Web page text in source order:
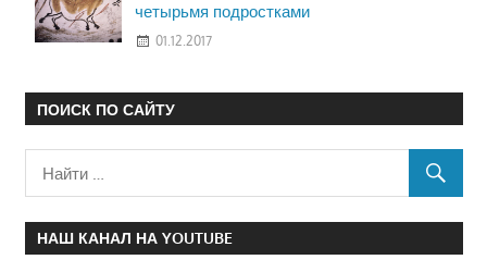
четырьмя подростками
01.12.2017
ПОИСК ПО САЙТУ
НАШ КАНАЛ НА YOUTUBE